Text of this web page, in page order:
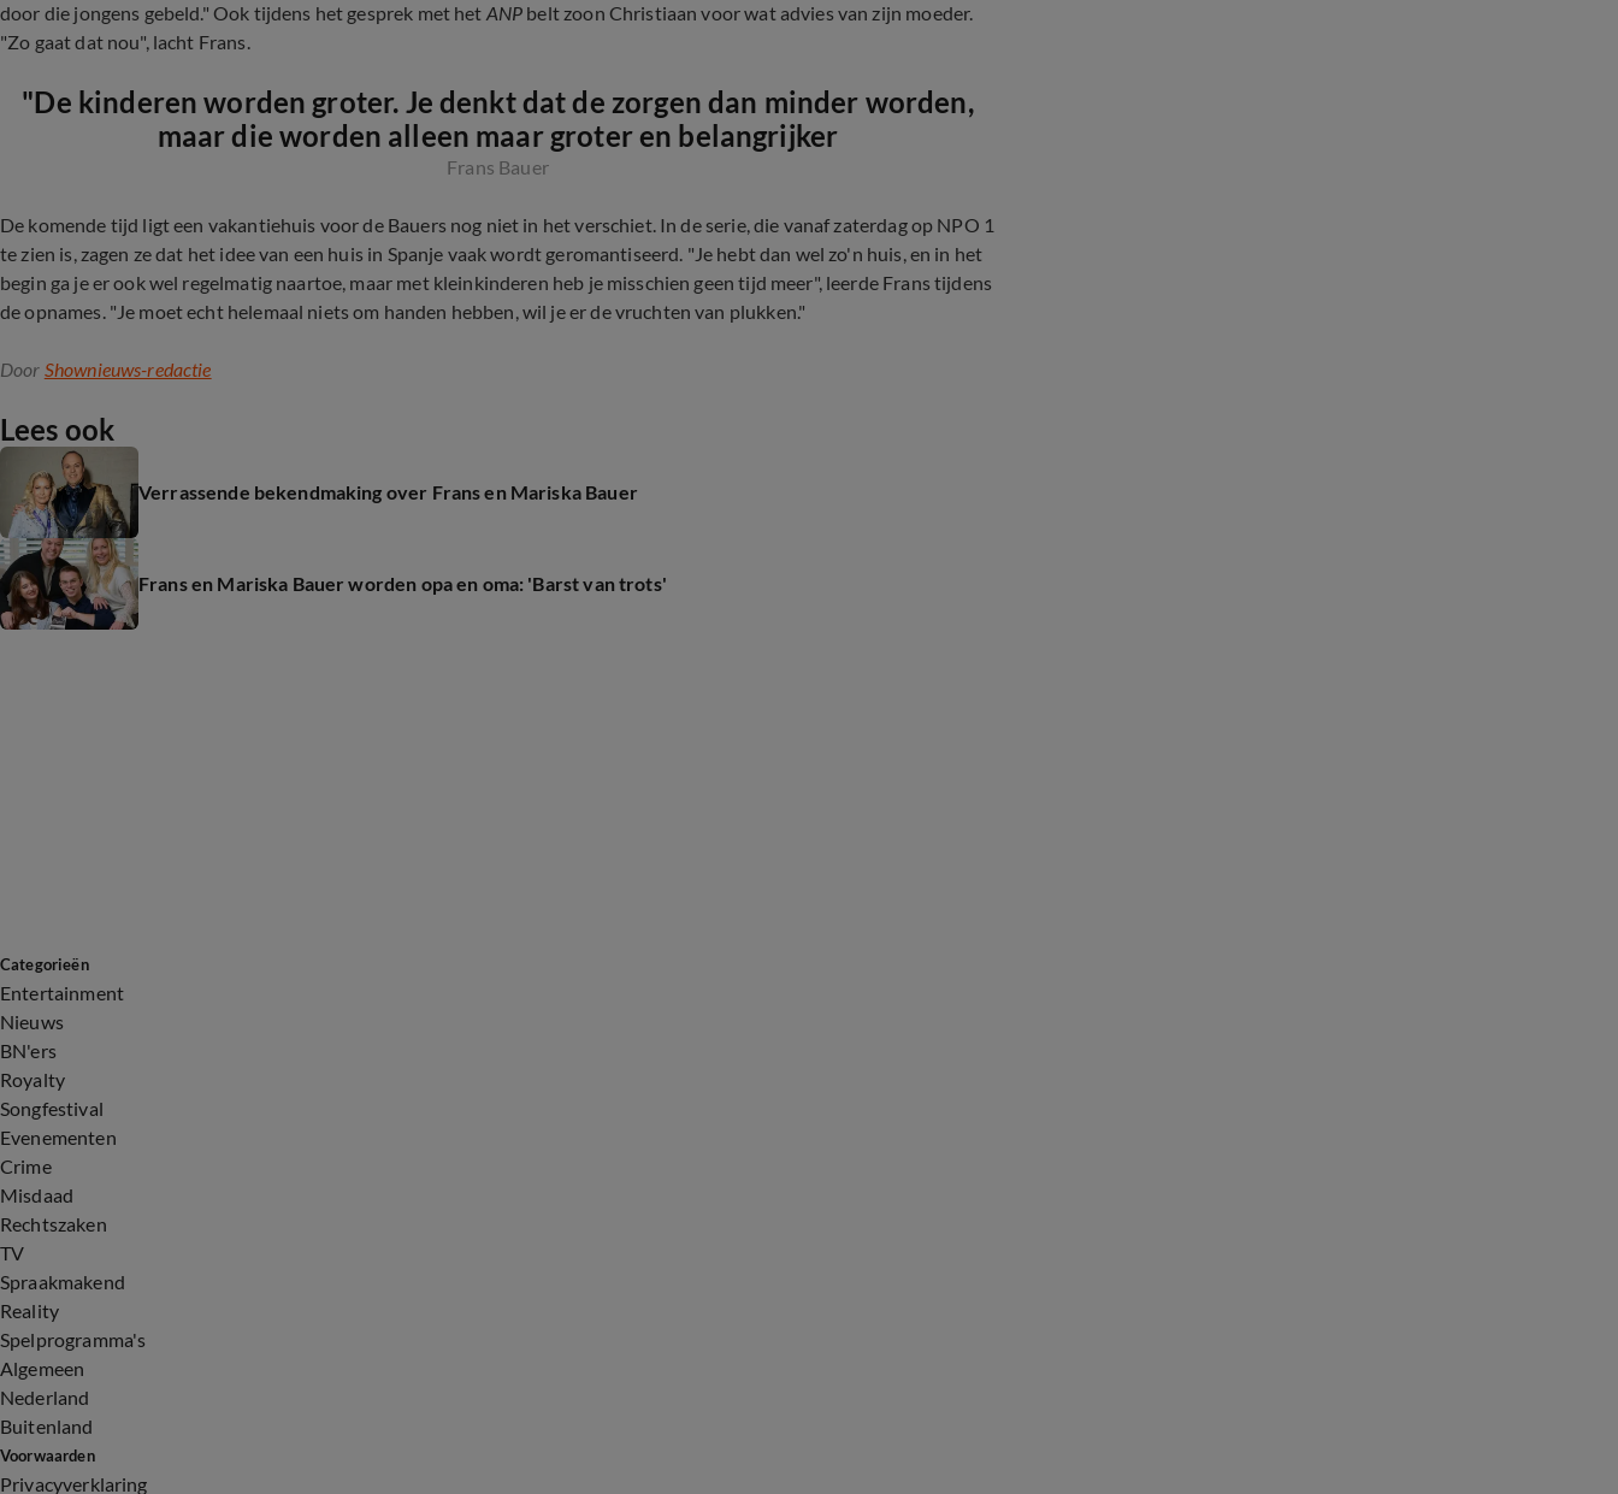
door die jongens gebeld." Ook tijdens het gesprek met het ANP belt zoon Christiaan voor wat advies van zijn moeder.
"Zo gaat dat nou", lacht Frans.
"De kinderen worden groter. Je denkt dat de zorgen dan minder worden,
maar die worden alleen maar groter en belangrijker
Frans Bauer
De komende tijd ligt een vakantiehuis voor de Bauers nog niet in het verschiet. In de serie, die vanaf zaterdag op NPO 1
te zien is, zagen ze dat het idee van een huis in Spanje vaak wordt geromantiseerd. "Je hebt dan wel zo'n huis, en in het
begin ga je er ook wel regelmatig naartoe, maar met kleinkinderen heb je misschien geen tijd meer", leerde Frans tijdens
de opnames. "Je moet echt helemaal niets om handen hebben, wil je er de vruchten van plukken."
Door Shownieuws-redactie
Lees ook
Verrassende bekendmaking over Frans en Mariska Bauer
Frans en Mariska Bauer worden opa en oma: 'Barst van trots'
Categorieën
Entertainment
Nieuws
BN'ers
Royalty
Songfestival
Evenementen
Crime
Misdaad
Rechtszaken
TV
Spraakmakend
Reality
Spelprogramma's
Algemeen
Nederland
Buitenland
Voorwaarden
Privacyverklaring